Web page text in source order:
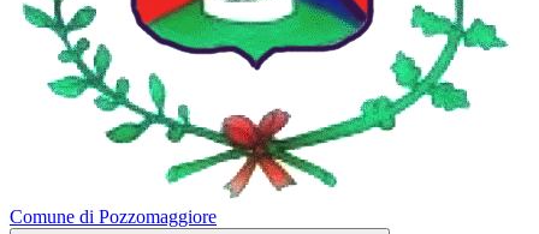
Comune di Pozzomaggiore